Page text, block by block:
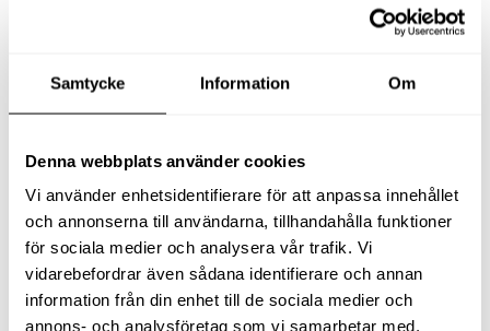
Samtycke Information Om
Denna webbplats använder cookies
Vi använder enhetsidentifierare för att anpassa innehållet
och annonserna till användarna, tillhandahålla funktioner
för sociala medier och analysera vår trafik. Vi
vidarebefordrar även sådana identifierare och annan
information från din enhet till de sociala medier och
annons- och analysföretag som vi samarbetar med.
HÖGTRYCKSPISTOL
ST2300
Det ursprungliga priset var: 1 100 kr.
845krDet nuvarande priset är: 845 kr.
exkl moms
(1 056.25kr inkl moms)
HÖGTRYCKSPISTOL
KOMPLETT
1 960kr exkl moms
(2 450kr inkl moms)